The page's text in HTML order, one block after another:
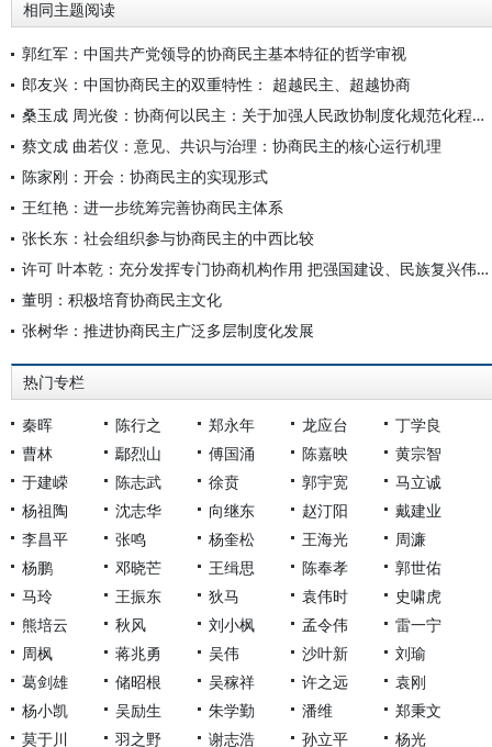
相同主题阅读
郭红军：中国共产党领导的协商民主基本特征的哲学审视
郎友兴：中国协商民主的双重特性： 超越民主、超越协商
桑玉成 周光俊：协商何以民主：关于加强人民政协制度化规范化程序化功能建设的思考
蔡文成 曲若仪：意见、共识与治理：协商民主的核心运行机理
陈家刚：开会：协商民主的实现形式
王红艳：进一步统筹完善协商民主体系
张长东：社会组织参与协商民主的中西比较
许可 叶本乾：充分发挥专门协商机构作用 把强国建设、民族复兴伟业不断推向前进
董明：积极培育协商民主文化
张树华：推进协商民主广泛多层制度化发展
热门专栏
秦晖 陈行之 郑永年 龙应台
丁学良
曹林
鄢烈山 傅国涌 陈嘉映
黄宗智
于建嵘
陈志武 徐贲 郭宇宽
马立诚
杨祖陶
沈志华 向继东 赵汀阳
戴建业
李昌平
张鸣 杨奎松 王海光
周濂
杨鹏
邓晓芒 王缉思 陈奉孝
郭世佑
马玲
王振东 狄马 袁伟时
史啸虎
熊培云
秋风 刘小枫 孟令伟
雷一宁
周枫
蒋兆勇 吴伟 沙叶新
刘瑜
葛剑雄
储昭根 吴稼祥 许之远
袁刚
杨小凯
吴励生 朱学勤 潘维
郑秉文
莫于川
羽之野 谢志浩 孙立平 杨光